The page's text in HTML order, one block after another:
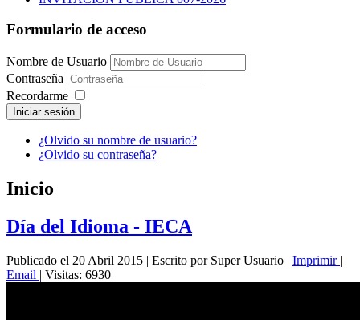
Formulario de acceso
Nombre de Usuario
Contraseña
Recordarme
Iniciar sesión
¿Olvido su nombre de usuario?
¿Olvido su contraseña?
Inicio
Día del Idioma - IECA
Publicado el 20 Abril 2015 | Escrito por Super Usuario | Imprimir |
Email | Visitas: 6930